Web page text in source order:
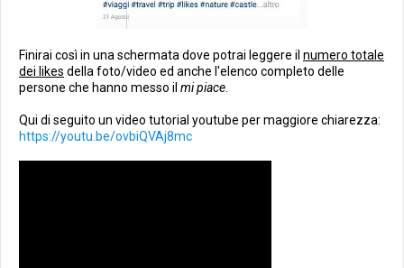
Finirai così in una schermata dove potrai leggere il numero totale
dei likes della foto/video ed anche l'elenco completo delle
persone che hanno messo il mi piace
Qui di seguito un video tutorial youtube per maggiore chiarezza:
https://youtu.be/ovbiQVAj8mc